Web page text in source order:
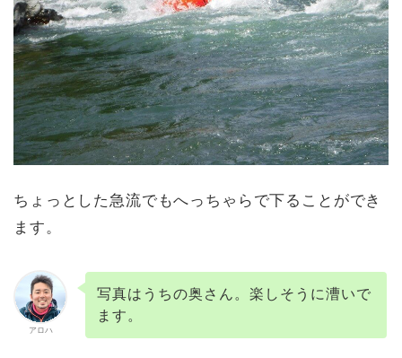
ちょっとした急流でもへっちゃらで下ることができ
ます。
アロハ
写真はうちの奥さん。楽しそうに漕いで
ます。